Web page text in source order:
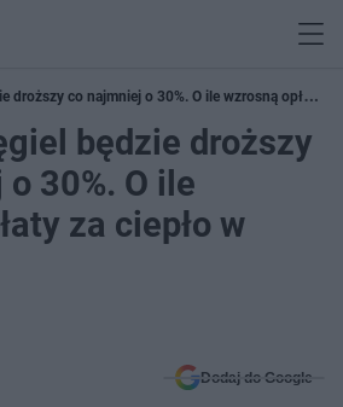
droższy co najmniej o 30%. O ile wzrosną opłaty
będzie droższy
30%. O ile
za ciepło w
Dodaj do Google